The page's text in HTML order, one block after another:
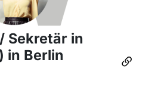
Sekretär in
in Berlin